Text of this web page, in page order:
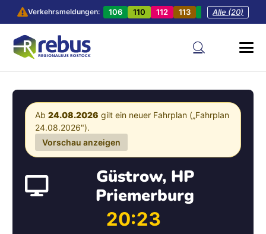
Verkehrsmeldungen: 106 110 112 113 201 202
Alle (20)
Ab 24.08.2026 gilt ein neuer Fahrplan („Fahrplan
24.08.2026").
Vorschau anzeigen
Güstrow, HP
Priemerburg
20:23